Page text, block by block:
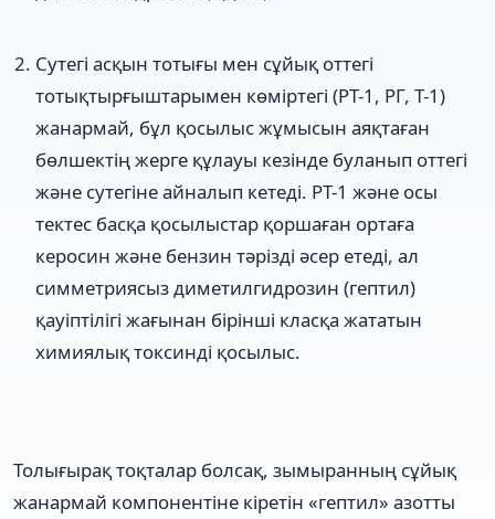
Сутегі асқын тотығы мен сұйық оттегі
тотықтырғыштарымен көміртегі (РТ-1, РГ, Т-1)
жанармай, бұл қосылыс жұмысын аяқтаған
бөлшектің жерге құлауы кезінде буланып оттегі
және сутегіне айналып кетеді. РТ-1 және осы
тектес басқа қосылыстар қоршаған ортаға
керосин және бензин тәрізді әсер етеді, ал
симметриясыз диметилгидрозин (гептил)
қауіптілігі жағынан бірінші класқа жататын
химиялық токсинді қосылыс.
Толығырақ тоқталар болсақ, зымыранның сұйық
жанармай компонентіне кіретін «гептил» азотты